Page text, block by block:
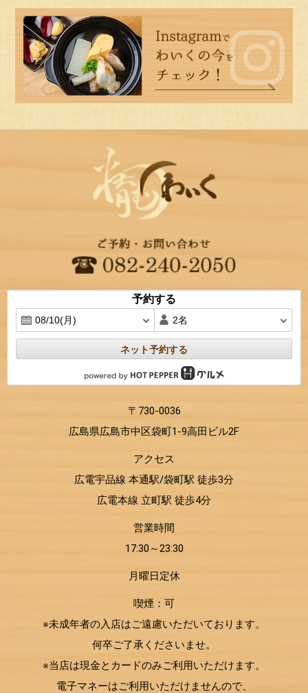
予約する
ネット予約する
〒730-0036
広島県広島市中区袋町1-9高田ビル2F
アクセス
広電宇品線 本通駅/袋町駅 徒歩3分
広電本線 立町駅 徒歩4分
営業時間
17:30～23:30
月曜日定休
喫煙：可
※未成年者の入店はご遠慮いただいております。
何卒ご了承くださいませ。
※当店は現金とカードのみご利用いただけます。
電子マネーはご利用いただけませんので、